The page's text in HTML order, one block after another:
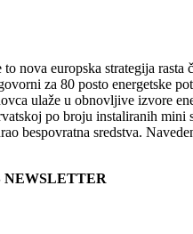
europska strategija
za 80 posto energetske
ulaže u obnovljive izvore
po broju instaliranih
bespovratna sredstva.